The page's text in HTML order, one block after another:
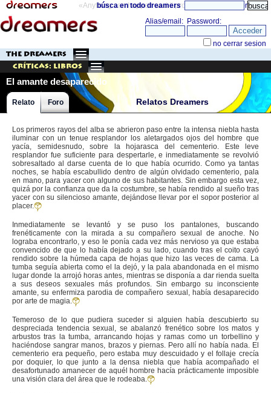
«Anything can happen and it probably will» directorio
búsca en todo dreamers
THE DREAMERS
Críticas: Libros
El amante desaparecido
Relatos Dreamers
Relato Foro
Los primeros rayos del alba se abrieron paso entre la intensa niebla hasta
iluminar con un tenue resplandor los aletargados ojos del hombre que
yacía, semidesnudo, sobre la hojarasca del cementerio. Este leve
resplandor fue suficiente para despertarle, e inmediatamente se revolvió
sobresaltado al darse cuenta de lo que había ocurrido. Como ya tantas
noches, se había escabullido dentro de algún olvidado cementerio, pala
en mano, para yacer con alguno de sus habitantes. Sin embargo esta vez,
quizá por la confianza que da la costumbre, se había rendido al sueño tras
yacer con su silencioso amante, dejándose llevar por el sopor posterior al
placer.
Inmediatamente se levantó y se puso los pantalones, buscando
frenéticamente con la mirada a su compañero sexual de anoche. No
lograba encontrarlo, y eso le ponía cada vez más nervioso ya que estaba
convencido de que lo había dejado a su lado, cuando tras el coito cayó
rendido sobre la húmeda capa de hojas que hizo las veces de cama. La
tumba seguía abierta como el la dejó, y la pala abandonada en el mismo
lugar donde la arrojó horas antes, mientras se disponía a dar rienda suelta
a sus deseos sexuales más profundos. Sin embargo su inconsciente
amante, su enfermiza parodia de compañero sexual, había desaparecido
por arte de magia.
Temeroso de lo que pudiera suceder si alguien había descubierto su
despreciada tendencia sexual, se abalanzó frenético sobre los matos y
arbustos tras la tumba, arrancando hojas y ramas como un torbellino y
haciéndose sangrar manos, brazos y piernas. Pero allí no había nada. El
cementerio era pequeño, pero estaba muy descuidado y el follaje crecía
por doquier, lo que junto a la densa niebla que había acompañado el
desafortunado amanecer de aquél hombre hacía prácticamente imposible
una visión clara del área que le rodeaba.